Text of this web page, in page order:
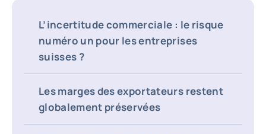
L’incertitude commerciale : le risque
numéro un pour les entreprises
suisses ?
Les marges des exportateurs restent
globalement préservées